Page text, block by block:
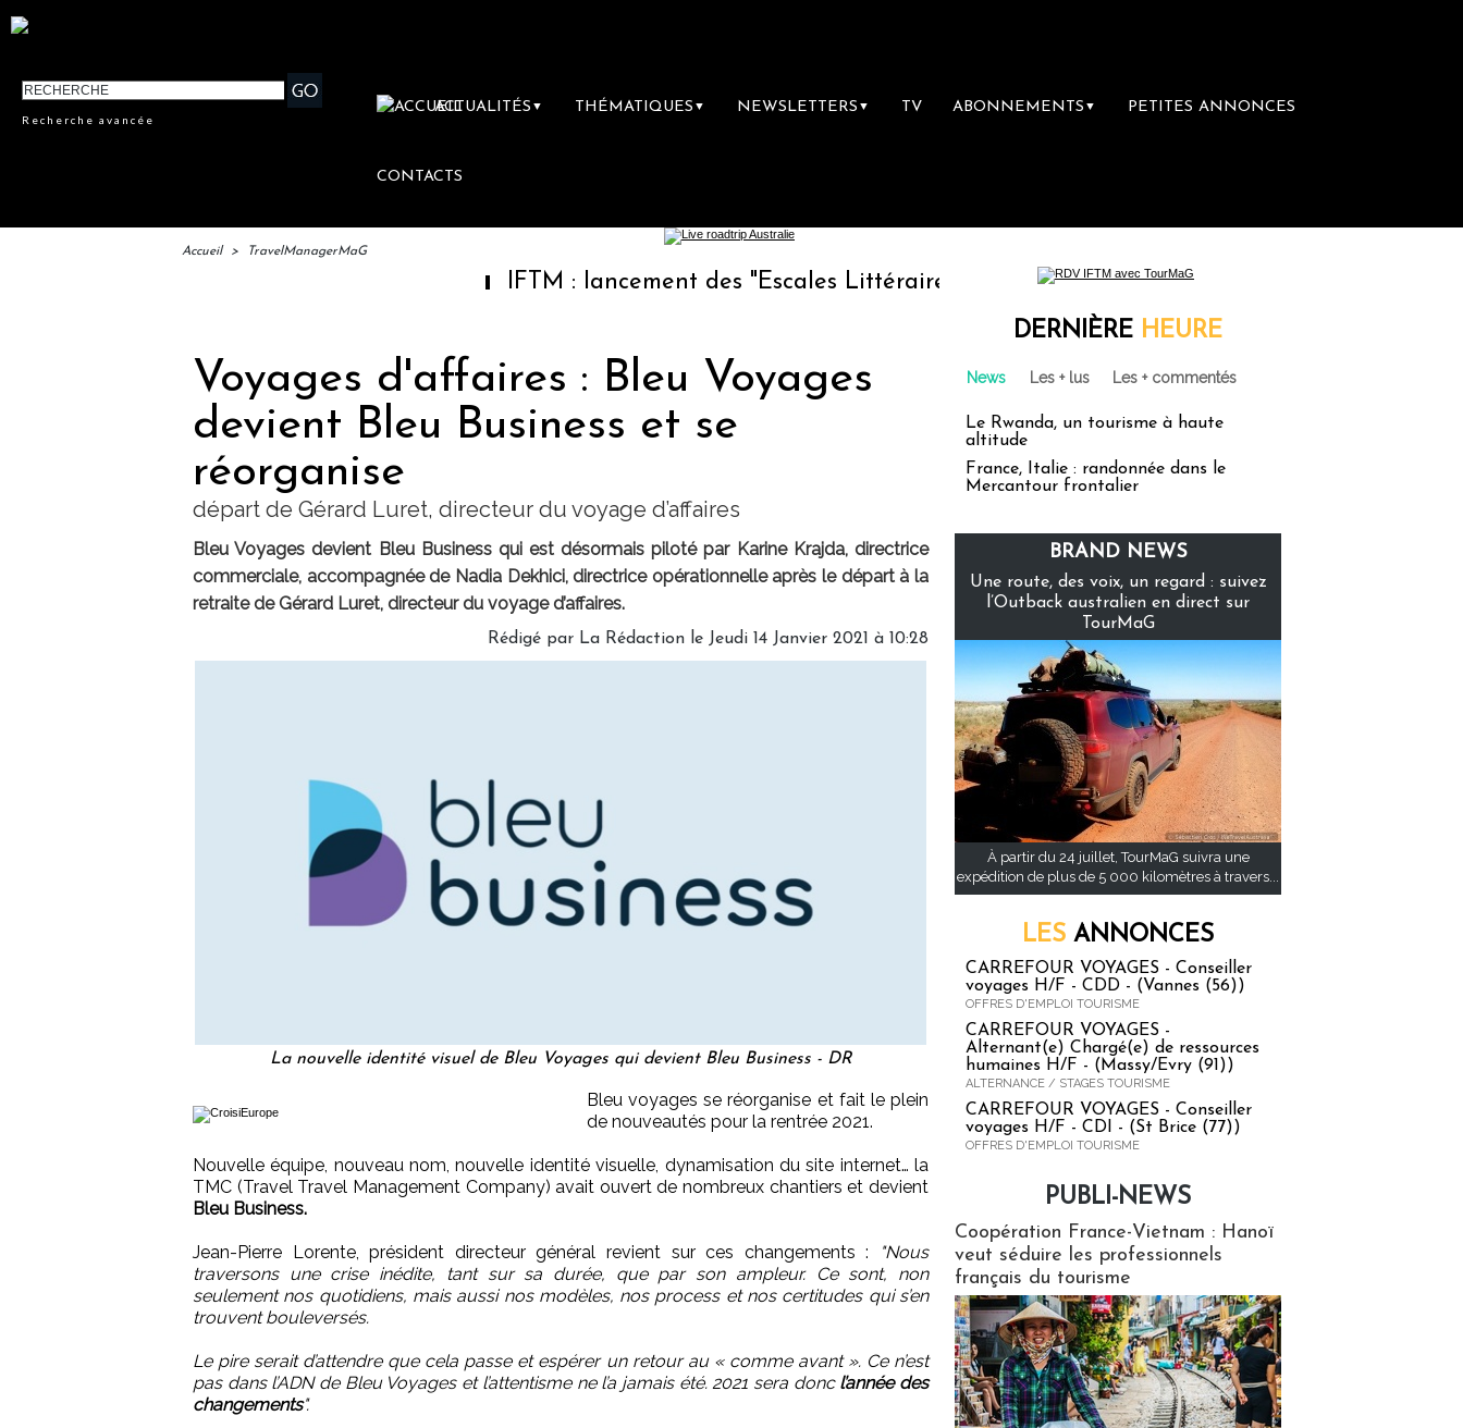
Recherche avancée
ACTUALITÉS ▼ THÉMATIQUES ▼ NEWSLETTERS ▼ TV ABONNEMENTS ▼ PETITES ANNONCES
CONTACTS
Accueil > TravelManagerMaG
IFTM : lancement des "Escales Littéraires", la première librairie du voyage
Voyages d'affaires : Bleu Voyages
devient Bleu Business et se
réorganise
départ de Gérard Luret, directeur du voyage d’affaires
Bleu Voyages devient Bleu Business qui est désormais piloté par Karine Krajda, directrice
commerciale, accompagnée de Nadia Dekhici, directrice opérationnelle après le départ à la
retraite de Gérard Luret, directeur du voyage d’affaires.
Rédigé par La Rédaction le Jeudi 14 Janvier 2021 à 10:28
La nouvelle identité visuel de Bleu Voyages qui devient Bleu Business - DR
Bleu voyages se réorganise et fait le plein
de nouveautés pour la rentrée 2021.
Nouvelle équipe, nouveau nom, nouvelle identité visuelle, dynamisation du site internet… la
TMC (Travel Travel Management Company) avait ouvert de nombreux chantiers et devient
Bleu Business.
Jean-Pierre Lorente, président directeur général revient sur ces changements :
"Nous
traversons une crise inédite, tant sur sa durée, que par son ampleur. Ce sont, non
seulement nos quotidiens, mais aussi nos modèles, nos process et nos certitudes qui s’en
trouvent bouleversés.
Le pire serait d’attendre que cela passe et espérer un retour au « comme avant ». Ce n’est
pas dans l’ADN de Bleu Voyages et l’attentisme ne l’a jamais été. 2021 sera donc l’année des
changements".
DERNIÈRE HEURE
News Les + lus Les + commentés
Le Rwanda, un tourisme à haute
altitude
France, Italie : randonnée dans le
Mercantour frontalier
BRAND NEWS
Une route, des voix, un regard : suivez
l’Outback australien en direct sur
TourMaG
À partir du 24 juillet, TourMaG suivra une
expédition de plus de 5 000 kilomètres à travers...
LES ANNONCES
CARREFOUR VOYAGES - Conseiller
voyages H/F - CDD - (Vannes (56))
OFFRES D'EMPLOI TOURISME
CARREFOUR VOYAGES -
Alternant(e) Chargé(e) de ressources
humaines H/F - (Massy/Evry (91))
ALTERNANCE / STAGES TOURISME
CARREFOUR VOYAGES - Conseiller
voyages H/F - CDI - (St Brice (77))
OFFRES D'EMPLOI TOURISME
PUBLI-NEWS
Coopération France-Vietnam : Hanoï
veut séduire les professionnels
français du tourisme